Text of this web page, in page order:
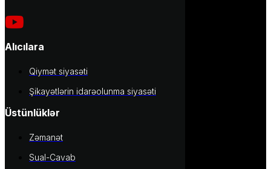
Alıcılara
Qiymət siyasəti
Şikayətlərin idarəolunma siyasəti
Üstünlüklər
Zəmanət
Sual-Cavab